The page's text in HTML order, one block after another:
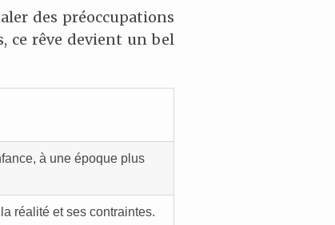
des préoccupations
ce rêve devient un bel
à une époque plus
réalité et ses contraintes.